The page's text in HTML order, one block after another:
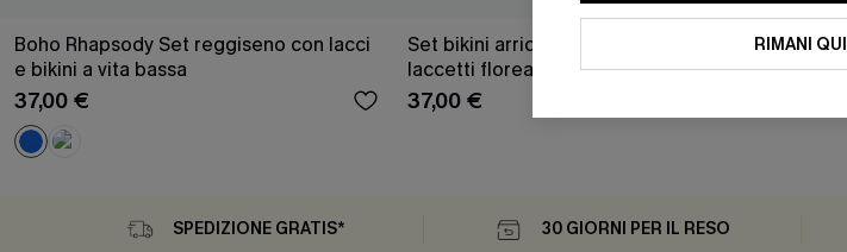
Boho Rhapsody Set reggiseno con lacci
e bikini a vita bassa
37,00 €
Set bikini arricciato a vita alta e top con
laccetti floreali Earthly Aruba
37,00 €
RIMANI QUI
SPEDIZIONE GRATIS* 30 GIORNI PER IL RESO